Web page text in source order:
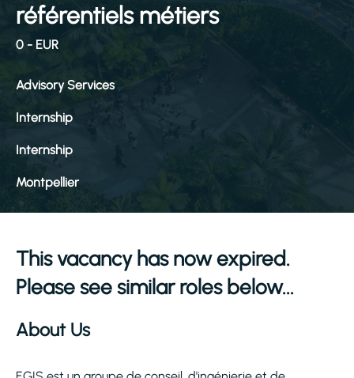
référentiels métiers
0 - EUR
Advisory Services
Internship
Internship
Montpellier
This vacancy has now expired.
Please see similar roles below...
About Us